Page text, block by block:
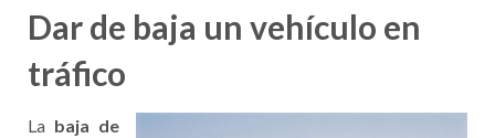
Dar de baja un vehículo en
tráfico
La baja de